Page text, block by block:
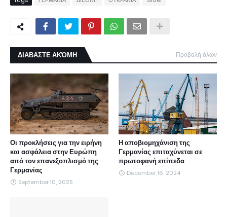
ΔΙΑΒΑΣΤΕ ΑΚΌΜΗ Προβολή όλων
Οι προκλήσεις για την ειρήνη
και ασφάλεια στην Ευρώπη
από τον επανεξοπλισμό της
Γερμανίας
September 10, 2025
Η αποβιομηχάνιση της
Γερμανίας επιταχύνεται σε
πρωτοφανή επίπεδα
December 16, 2024